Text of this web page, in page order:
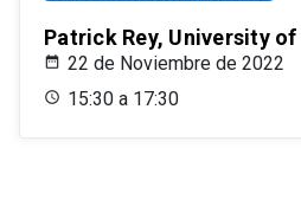
Patrick Rey, University
22 de Noviembre de 2022
15:30 a 17:30